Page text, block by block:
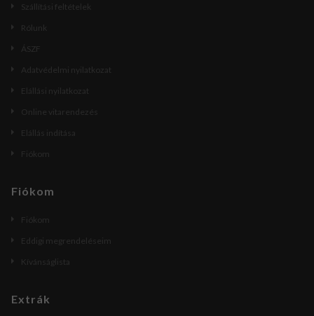
Szállítási feltételek
Rólunk
ÁSZF
Adatvédelmi nyilatkozat
Elállási nyilatkozat
Online vitarendezés
Elállás indítása
Fiókom
Fiókom
Fiókom
Eddigi megrendeléseim
Kívánságlista
Extrák